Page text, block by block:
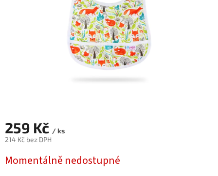
259 Kč / ks
214 Kč bez DPH
cena:
Momentálně nedostupné